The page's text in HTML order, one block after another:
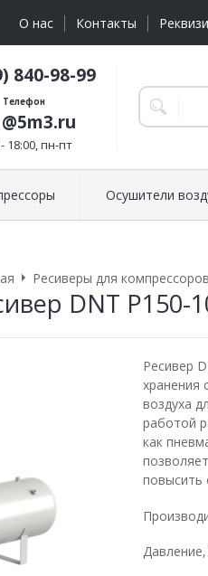
О нас Контакты
840-98-99
Телефон
18:00, пн-пт
Осушители
Ресиверы для компрессоров
DNT Р150-
Ресивер
хранения
воздуха
работой
как
повысить